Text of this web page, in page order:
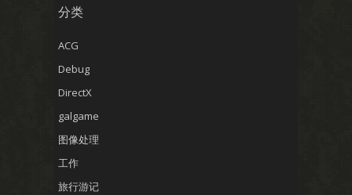
分类
ACG
Debug
DirectX
galgame
图像处理
工作
旅行游记